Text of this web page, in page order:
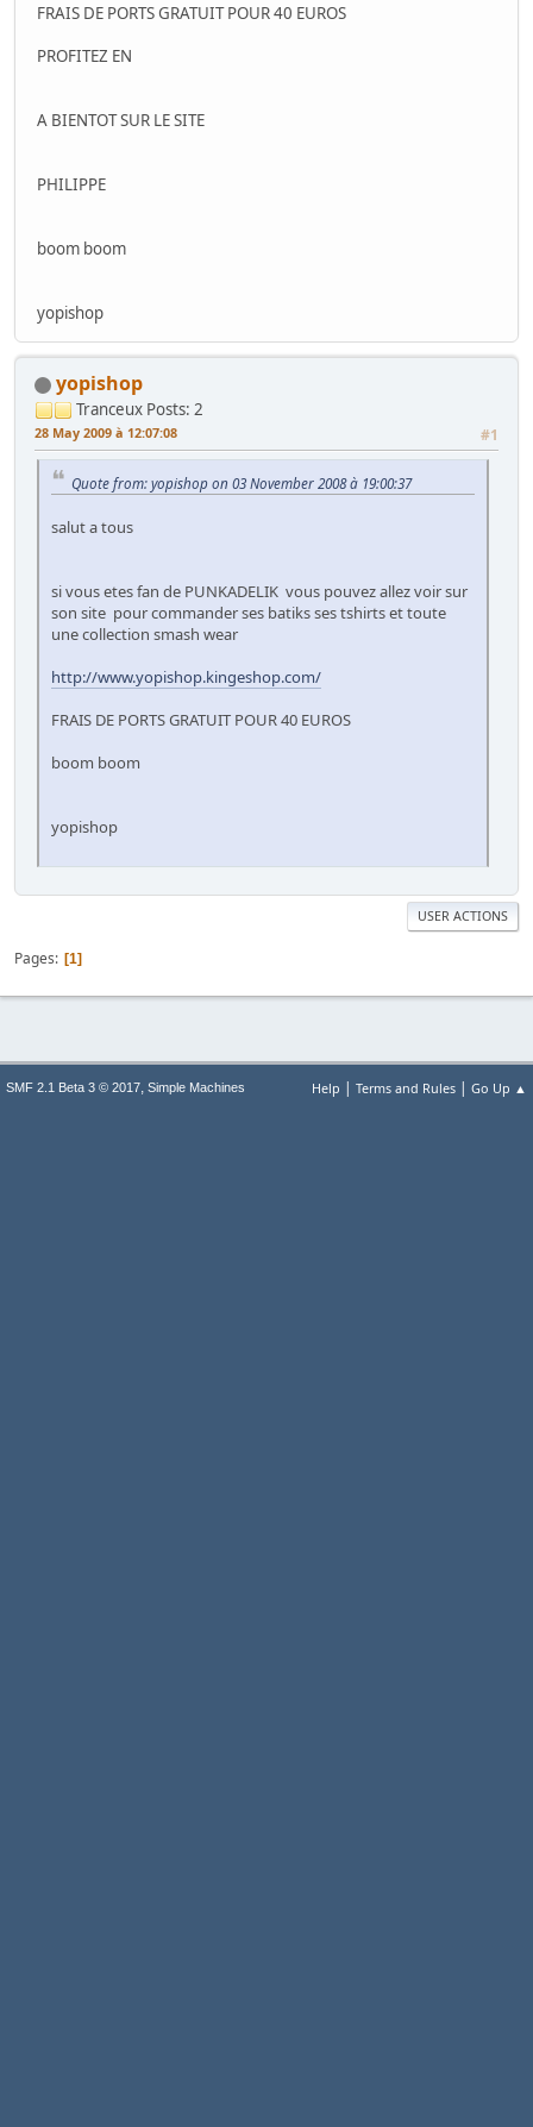
FRAIS DE PORTS GRATUIT POUR 40 EUROS
PROFITEZ EN
A BIENTOT SUR LE SITE
PHILIPPE
boom boom
yopishop
yopishop
Tranceux Posts: 2
28 May 2009 à 12:07:08 #1
Quote from: yopishop on 03 November 2008 à 19:00:37
salut a tous
si vous etes fan de PUNKADELIK vous pouvez allez voir sur
son site pour commander ses batiks ses tshirts et toute
une collection smash wear
http://www.yopishop.kingeshop.com/
FRAIS DE PORTS GRATUIT POUR 40 EUROS
boom boom
yopishop
USER ACTIONS
Pages 1
Help | Terms and Rules | Go Up ▲
SMF 2.1 Beta 3 © 2017, Simple Machines